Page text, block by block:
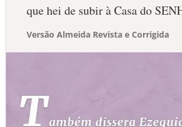
que hei de subir à Casa do
Versão Almeida Revista e Corrigida